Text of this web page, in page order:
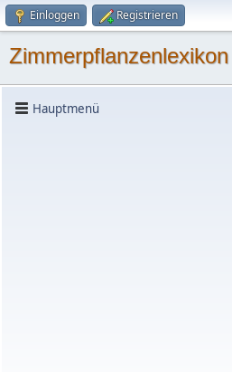
Einloggen Registrieren
Zimmerpflanzenlexikon
Hauptmenü